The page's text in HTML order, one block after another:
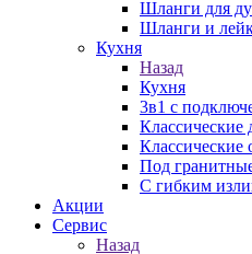
Шланги для
Шланги и
Кухня
Назад
Кухня
3в1 с
Классические
Классические
Под
С гибким
Акции
Сервис
Назад